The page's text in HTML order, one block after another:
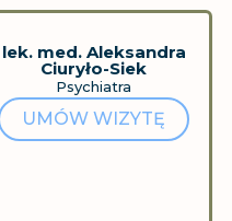
lek. med. Aleksandra
Ciuryło-Siek
Psychiatra
UMÓW WIZYTĘ